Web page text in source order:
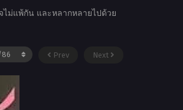
ไม่แพ้กัน และหลากหลายไปด้วย
Prev Next